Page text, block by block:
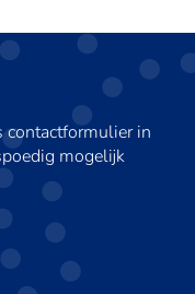
contactformulier in
mogelijk